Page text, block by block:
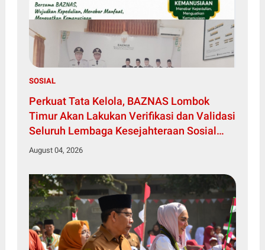
SOSIAL
Perkuat Tata Kelola, BAZNAS Lombok
Timur Akan Lakukan Verifikasi dan Validasi
Seluruh Lembaga Kesejahteraan Sosial
Anak
August 04, 2026